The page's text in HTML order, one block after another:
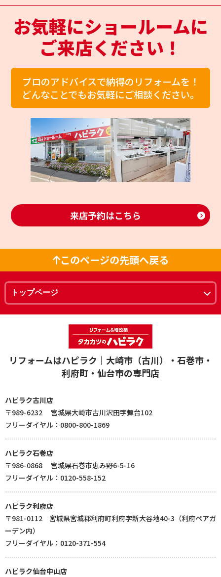
お気軽にショールームに
ご来店ください！
プロのアドバイスで納得のリフォームを！
どんなことでもお気軽にご相談ください。
来店予約はこちら
このページの先頭へ戻る
リフォームはハピラク｜大崎市（古川）・石巻市・
利府町・仙台市の専門店
ハピラク古川店
〒989-6232 宮城県大崎市古川沢田字舞台102
フリーダイヤル：0800-800-1869
ハピラク石巻店
〒986-0868 宮城県石巻市恵み野6-5-16
フリーダイヤル：0120-558-152
ハピラク利府店
〒981-0112 宮城県宮城郡利府町利府字新大谷地40-3（利府ペアガ
ーデン内）
フリーダイヤル：0120-371-554
ハピラク仙台中山店